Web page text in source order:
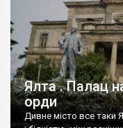
Ялта . Палац
орди
Дивне місто все таки